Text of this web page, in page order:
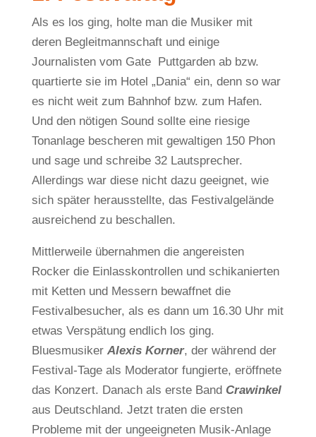
Als es los ging, holte man die Musiker mit
deren Begleitmannschaft und einige
Journalisten vom Gate Puttgarden ab bzw.
quartierte sie im Hotel „Dania“ ein, denn so war
es nicht weit zum Bahnhof bzw. zum Hafen.
Und den nötigen Sound sollte eine riesige
Tonanlage bescheren mit gewaltigen 150 Phon
und sage und schreibe 32 Lautsprecher.
Allerdings war diese nicht dazu geeignet, wie
sich später herausstellte, das Festivalgelände
ausreichend zu beschallen.
Mittlerweile übernahmen die angereisten
Rocker die Einlasskontrollen und schikanierten
mit Ketten und Messern bewaffnet die
Festivalbesucher, als es dann um 16.30 Uhr mit
etwas Verspätung endlich los ging.
Bluesmusiker Alexis Korner, der während der
Festival-Tage als Moderator fungierte, eröffnete
das Konzert. Danach als erste Band Crawinkel
aus Deutschland. Jetzt traten die ersten
Probleme mit der ungeeigneten Musik-Anlage